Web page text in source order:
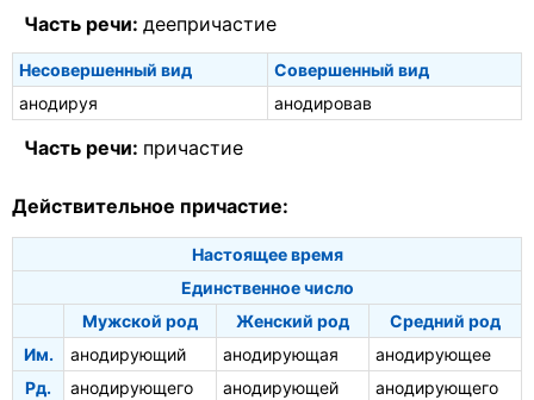
Часть речи: деепричастие
Несовершенный вид
Совершенный вид
анодируя
анодировав
Часть речи: причастие
Действительное причастие:
Настоящее время
Единственное число
Мужской род
Женский род
Средний род
Им.
анодирующий анодирующая
анодирующее
Рд.
анодирующего анодирующей
анодирующего